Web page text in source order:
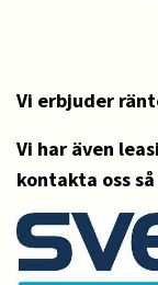
Vi erbjuder
Vi har även
kontakta oss